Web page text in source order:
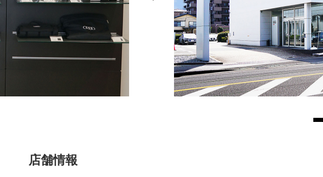
店舗情報